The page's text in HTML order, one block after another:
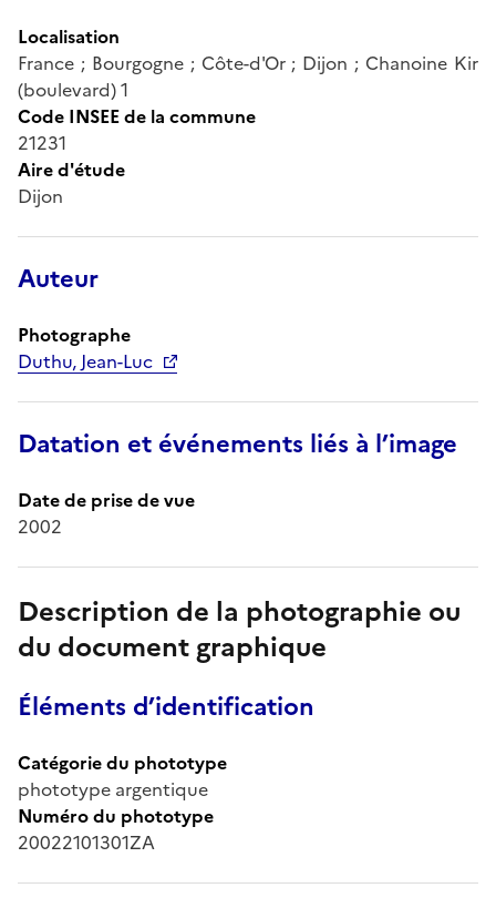
Localisation
France ; Bourgogne ; Côte-d'Or ; Dijon ; Chanoine Kir
(boulevard) 1
Code INSEE de la commune
21231
Aire d'étude
Dijon
Auteur
Photographe
Duthu, Jean-Luc
Datation et événements liés à l’image
Date de prise de vue
2002
Description de la photographie ou
du document graphique
Éléments d’identification
Catégorie du phototype
phototype argentique
Numéro du phototype
20022101301ZA